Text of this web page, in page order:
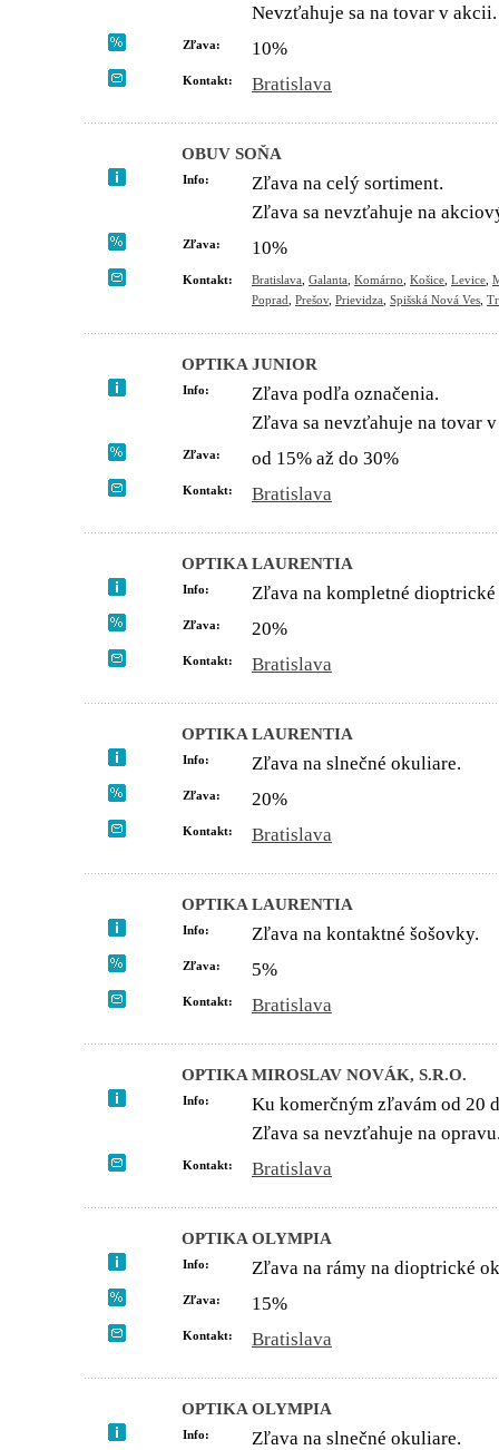
Nevzťahuje sa na tovar v akcii.
Zľava: 10%
Kontakt: Bratislava
OBUV SOŇA
Info:
Zľava na celý sortiment.
Zľava sa nevzťahuje na
Zľava: 10%
Kontakt: Bratislava Galanta Komárno Košice Levice
Poprad Prešov, Prievidza Spišská Nová Ves
OPTIKA JUNIOR
Info:
Zľava podľa označenia.
Zľava sa nevzťahuje na tovar
Zľava: od 15% až do 30%
Kontakt: Bratislava
OPTIKA LAURENTIA
Info: Zľava na kompletné
Zľava: 20%
Kontakt: Bratislava
OPTIKA LAURENTIA
Info: Zľava na slnečné okuliare.
Zľava: 20%
Kontakt: Bratislava
OPTIKA LAURENTIA
Info: Zľava na kontaktné šošovky.
Zľava: 5%
Kontakt: Bratislava
OPTIKA MIROSLAV NOVÁK, S.R.O.
Info:
Ku komerčným zľavám od 20
Zľava sa nevzťahuje na
Kontakt: Bratislava
OPTIKA OLYMPIA
Info: Zľava na rámy na dioptrické
Zľava: 15%
Kontakt: Bratislava
OPTIKA OLYMPIA
Info: Zľava na slnečné okuliare.